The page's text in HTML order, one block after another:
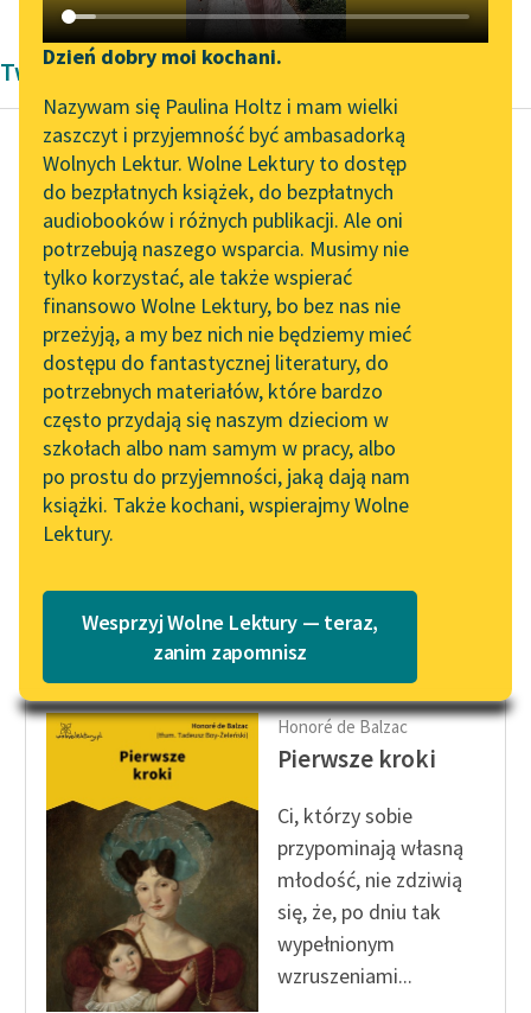
Katalog DAISY
Podkasty o książkach
Zgłoś brak utworu
Aktualności
„Prokurator Alicja Horn”
do słuchania
Byliśmy częścią AI Impact
Lab
Zapraszamy na spotkanie
online z tłumaczkami
literatury skandynawskiej
Spotkanie z Katarzyną
Tunkiel w Oslo
102. lata temu zmarł
Joseph Conrad
Lektury szkolne i klasyka
literatury do słuchania dla
uczennic i uczniów z
niepełnosprawnościami
E-kolekcja lektur
szkolnych i literatury do
słuchania dla uczennic i
niepełnosprawnościami
Feministyczne inspiracje.
Popularyzacja
skandynawskiej literatury
Narzędzia
Mapa Wolnych Lektur
Leśmianator
Przewodnik dla piszących i
czytających
API
OAI-PMH
Widget Wolnych Lektur
Przypisy
Katalog w formacie PDF
Dzień dobry moi kochani.
Nazywam się Paulina Holtz i mam wielki
zaszczyt i przyjemność być ambasadorką
Wolnych Lektur. Wolne Lektury to dostęp
do bezpłatnych książek, do bezpłatnych
audiobooków i różnych publikacji. Ale oni
potrzebują naszego wsparcia. Musimy nie
tylko korzystać, ale także wspierać
finansowo Wolne Lektury, bo bez nas nie
przeżyją, a my bez nich nie będziemy mieć
dostępu do fantastycznej literatury, do
potrzebnych materiałów, które bardzo
często przydają się naszym dzieciom w
szkołach albo nam samym w pracy, albo
po prostu do przyjemności, jaką dają nam
książki. Także kochani, wspierajmy Wolne
Lektury.
Wesprzyj Wolne Lektury — teraz,
zanim zapomnisz
Twórczość Romantyzm Honoré de Balzaca
Honoré de Balzac
Małe niedole
pożycia
małżeńskiego
Pośród nieocenionych
rozkoszy
kawalerskiego życia,
każdy mężczyzna
stawia na pierwszym
miejscu nieograniczoną
Czytaj więcej
Honoré de Balzac
Pierwsze kroki
Ci, którzy sobie
przypominają własną
młodość, nie zdziwią
się, że, po dniu tak
wypełnionym
wzruszeniami...